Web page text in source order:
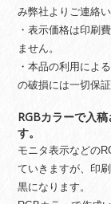
み弊社よりご連絡い
・表示価格は印刷
ません。
・本品の利用によ
の破損には一切保
RGBカラーで入
す。
モニタ表示などの
ていきますが、印
黒になります。